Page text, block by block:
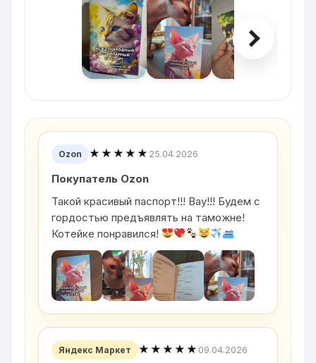
Ozon ★★★★★ 25.04.2026
Покупатель Ozon
Такой красивый паспорт!!! Вау!!! Будем с
гордостью предъявлять на таможне!
Котейке понравился!
Яндекс Маркет ★★★★★ 09.04.2026